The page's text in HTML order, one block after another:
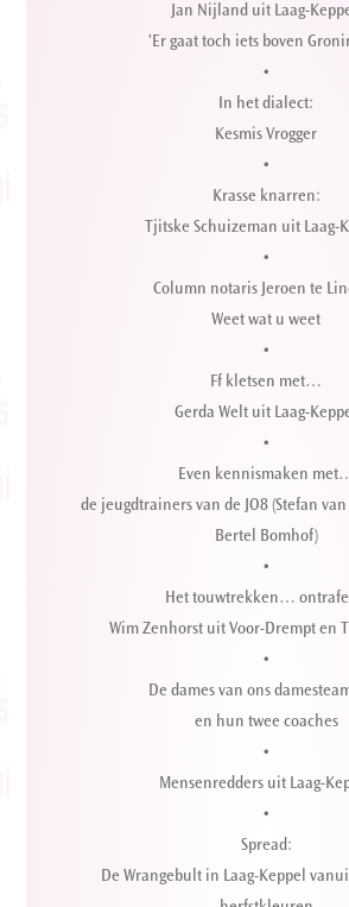
Jan Nijland uit Laag-
‘Er gaat toch iets boven
•
In het dialect:
Kesmis Vrogger
•
Krasse knarren:
Tjitske Schuizeman uit Laag-
•
Column notaris Jeroen te
Weet wat u weet
•
Ff kletsen met…
Gerda Welt uit Laag-
•
Even kennismaken
de jeugdtrainers van de JO8 (Stefan
Bertel Bomhof)
•
Het touwtrekken…
Wim Zenhorst uit Voor-Drempt en
•
De dames van ons
en hun twee coaches
•
Mensenredders uit Laag-
•
Spread:
De Wrangebult in Laag-Keppel